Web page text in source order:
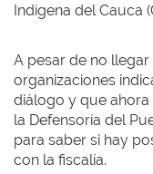
Indígena del Cauca
A pesar de no
organizaciones
diálogo y que ahora
la Defensoría del
para saber si hay
con la fiscalía.